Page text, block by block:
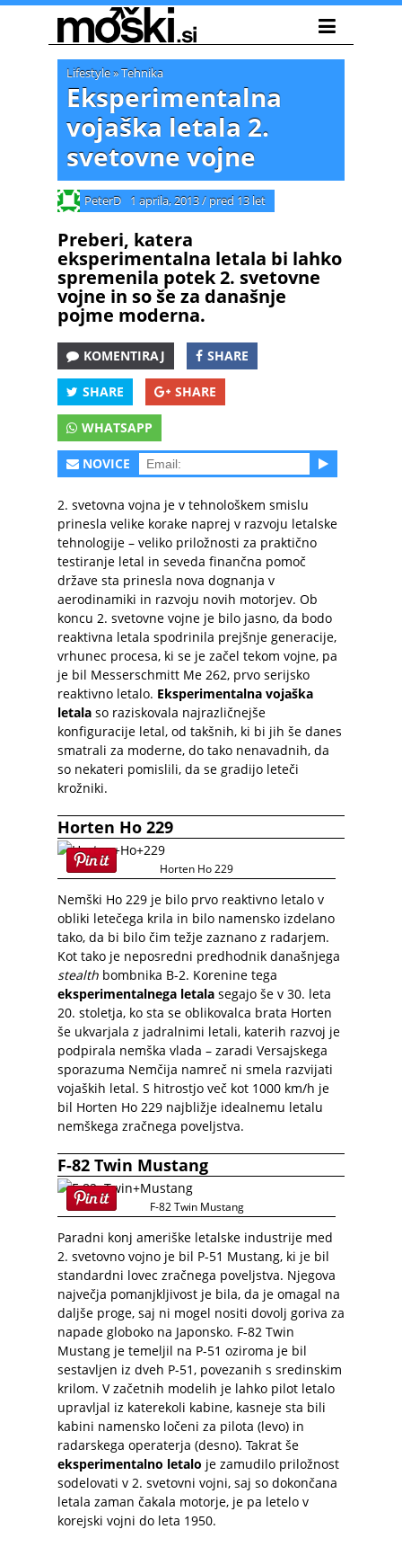
Lifestyle»Tehnika
Eksperimentalna
vojaška letala 2.
svetovne vojne
PeterD 1 aprila, 2013/ pred 13 let
Preberi, katera
eksperimentalna letala bi lahko
spremenila potek 2. svetovne
vojne in so še za današnje
pojme moderna.
KOMENTIRAJ SHARE
SHARE SHARE
WHATSAPP
NOVICE
2. svetovna vojna je v tehnološkem smislu
prinesla velike korake naprej v razvoju letalske
tehnologije – veliko priložnosti za praktično
testiranje letal in seveda finančna pomoč
države sta prinesla nova dognanja v
aerodinamiki in razvoju novih motorjev. Ob
koncu 2. svetovne vojne je bilo jasno, da bodo
reaktivna letala spodrinila prejšnje generacije,
vrhunec procesa, ki se je začel tekom vojne, pa
je bil Messerschmitt Me 262, prvo serijsko
reaktivno letalo. Eksperimentalna vojaška
letala so raziskovala najrazličnejše
konfiguracije letal, od takšnih, ki bi jih še danes
smatrali za moderne, do tako nenavadnih, da
so nekateri pomislili, da se gradijo leteči
krožniki.
Horten Ho 229
Horten Ho 229
Nemški Ho 229 je bilo prvo reaktivno letalo v
obliki letečega krila in bilo namensko izdelano
tako, da bi bilo čim težje zaznano z radarjem.
Kot tako je neposredni predhodnik današnjega
stealth bombnika B-2. Korenine tega
eksperimentalnega letala segajo še v 30. leta
20. stoletja, ko sta se oblikovalca brata Horten
še ukvarjala z jadralnimi letali, katerih razvoj je
podpirala nemška vlada – zaradi Versajskega
sporazuma Nemčija namreč ni smela razvijati
vojaških letal. S hitrostjo več kot 1000 km/h je
bil Horten Ho 229 najbližje idealnemu letalu
nemškega zračnega poveljstva.
F-82 Twin Mustang
F-82 Twin Mustang
Paradni konj ameriške letalske industrije med
2. svetovno vojno je bil P-51 Mustang, ki je bil
standardni lovec zračnega poveljstva. Njegova
največja pomanjkljivost je bila, da je omagal na
daljše proge, saj ni mogel nositi dovolj goriva za
napade globoko na Japonsko. F-82 Twin
Mustang je temeljil na P-51 oziroma je bil
sestavljen iz dveh P-51, povezanih s sredinskim
krilom. V začetnih modelih je lahko pilot letalo
upravljal iz katerekoli kabine, kasneje sta bili
kabini namensko ločeni za pilota (levo) in
radarskega operaterja (desno). Takrat še
eksperimentalno letalo je zamudilo priložnost
sodelovati v 2. svetovni vojni, saj so dokončana
letala zaman čakala motorje, je pa letelo v
korejski vojni do leta 1950.